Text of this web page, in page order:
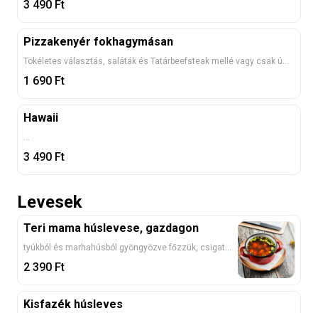
3 490 Ft
Pizzakenyér fokhagymásan
1 690 Ft
Hawaii
3 490 Ft
Levesek
Teri mama húslevese, gazdagon
2 390 Ft
Kisfazék húsleves